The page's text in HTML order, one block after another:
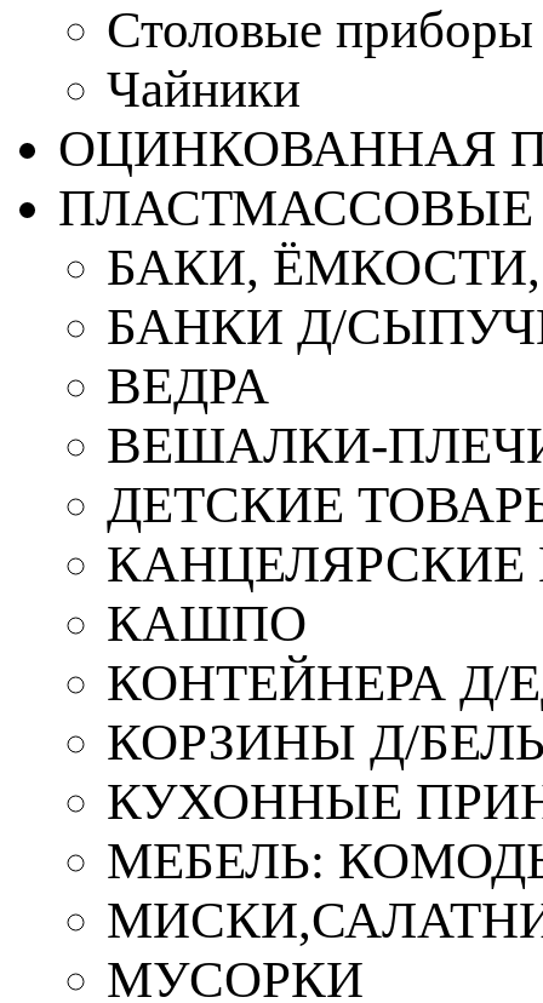
Столовые приборы
Чайники
ОЦИНКОВАННАЯ
ПЛАСТМАССОВЫЕ
БАКИ,
БАНКИ Д/
ВЕДРА
ВЕШАЛКИ-
ДЕТСКИЕ
КАШПО
КОНТЕЙНЕРА Д/
КОРЗИНЫ Д/
КУХОННЫЕ
МЕБЕЛЬ:
МУСОРКИ